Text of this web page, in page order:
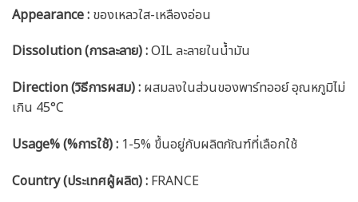
Appearance : ของเหลวใส-เหลืองอ่อน
Dissolution (การละลาย) :OIL ละลายในน้ำมัน
Direction (วิธีการผสม) : ผสมลงในส่วนของพาร์ทออย์ อุณหภูมิไม่
เกิน 45°C
Usage% (%การใช้) : 1-5% ขึ้นอยู่กับผลิตภัณฑ์ที่เลือกใช้
Country (ประเทศผู้ผลิต) : FRANCE